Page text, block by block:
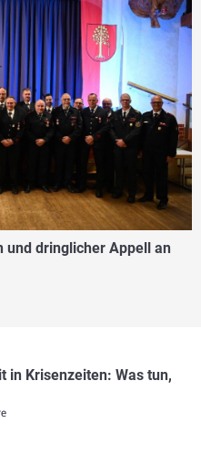
und dringlicher Appell an
in Krisenzeiten: Was tun,